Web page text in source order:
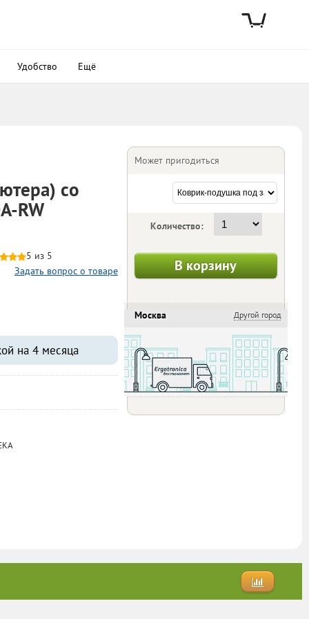
Удобство Ещё
со
RW
5 из 5
Задать вопрос о товаре
на 4 месяца
Может пригодиться
Количество:
В корзину
Москва Другой город
Бесплатно
Самовывоз
Бесплатно
Доставка